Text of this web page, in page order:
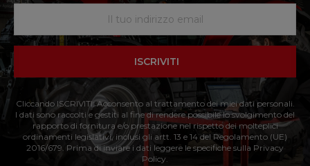
ISCRIVITI
Cliccando ISCRIVITI: Acconsento al trattamento dei miei dati personali.
I dati sono raccolti e gestiti al fine di rendere possibile lo svolgimento del
rapporto di fornitura e/o prestazione nel rispetto dei molteplici
ordinamenti legislativi, inclusi gli artt. 13 e 14 del Regolamento (UE)
2016/679. Prima di inviare i dati leggere le specifiche sulla Privacy
Policy.